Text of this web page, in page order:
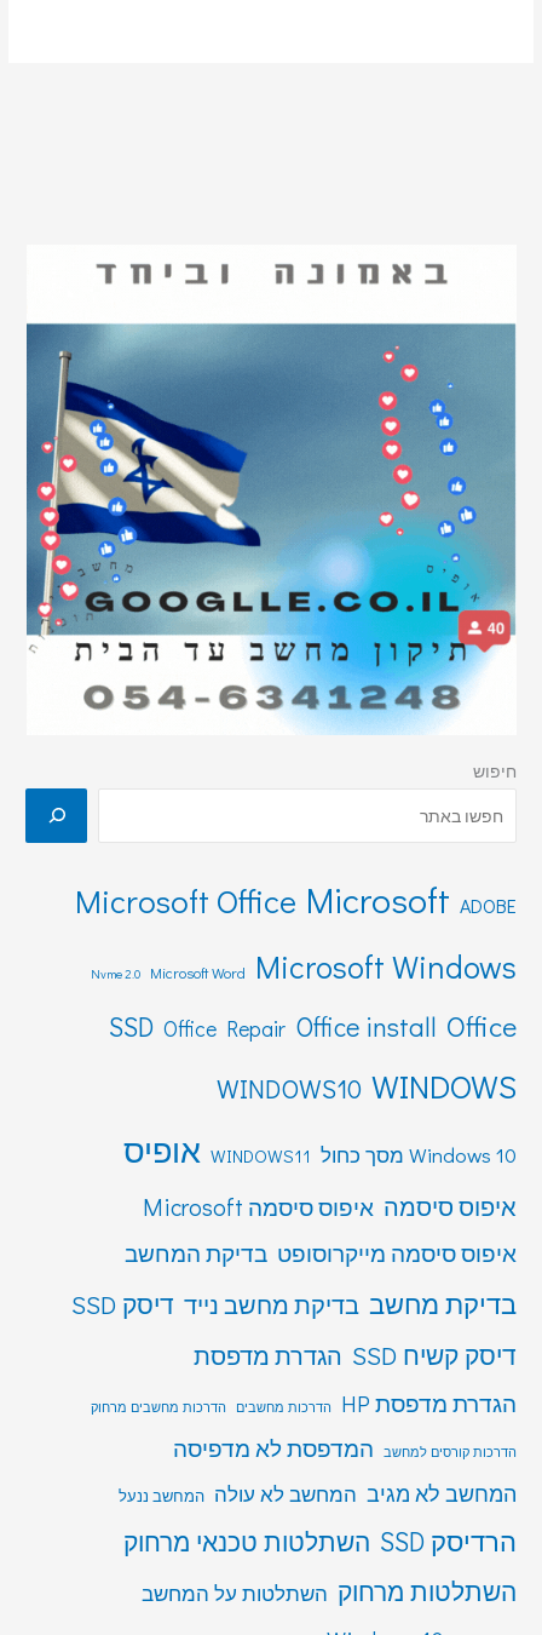
חיפוש
ADOBE
Microsoft
Microsoft Office
Microsoft Windows
Microsoft Word
Nvme 2.0
Office
Office install
Office Repair
SSD
WINDOWS
WINDOWS10
Windows 10 מסך כחול WINDOWS11 אופיס
איפוס סיסמה איפוס סיסמה Microsoft
איפוס סיסמה מייקרוסופט בדיקת המחשב
בדיקת מחשב בדיקת מחשב נייד דיסק SSD
דיסק קשיח SSD
הגדרת מדפסת
הגדרת מדפסת HP הדרכות מחשבים הדרכות מחשבים מרחוק
הדרכות קורסים למחשב המדפסת לא מדפיסה
המחשב לא מגיב המחשב לא עולה המחשב ננעל
הרדיסק SSD
השתלטות טכנאי מרחוק
השתלטות מרחוק השתלטות על המחשב